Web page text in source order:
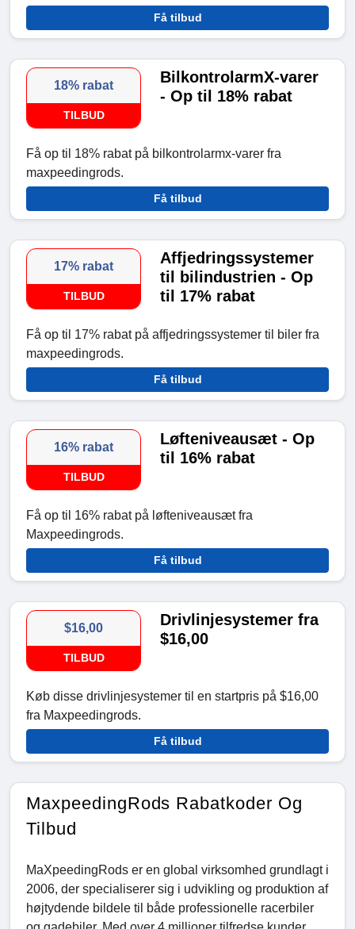
Få tilbud
18% rabat
TILBUD
BilkontrolarmX-varer
- Op til 18% rabat
Få op til 18% rabat på bilkontrolarmx-varer fra
maxpeedingrods.
Få tilbud
17% rabat
TILBUD
Affjedringssystemer
til bilindustrien - Op
til 17% rabat
Få op til 17% rabat på affjedringssystemer til biler fra
maxpeedingrods.
Få tilbud
16% rabat
TILBUD
Løfteniveausæt - Op
til 16% rabat
Få op til 16% rabat på løfteniveausæt fra
Maxpeedingrods.
Få tilbud
$16,00
TILBUD
Drivlinjesystemer fra
$16,00
Køb disse drivlinjesystemer til en startpris på $16,00
fra Maxpeedingrods.
Få tilbud
MaxpeedingRods Rabatkoder Og
Tilbud
MaXpeedingRods er en global virksomhed grundlagt i
2006, der specialiserer sig i udvikling og produktion af
højtydende bildele til både professionelle racerbiler